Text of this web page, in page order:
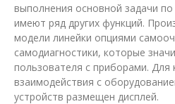
выполнения основной задачи
имеют ряд других функций.
модели линейки опциями
самодиагностики, которые
пользователя с приборами.
взаимодействия с
устройств размещен дисплей.